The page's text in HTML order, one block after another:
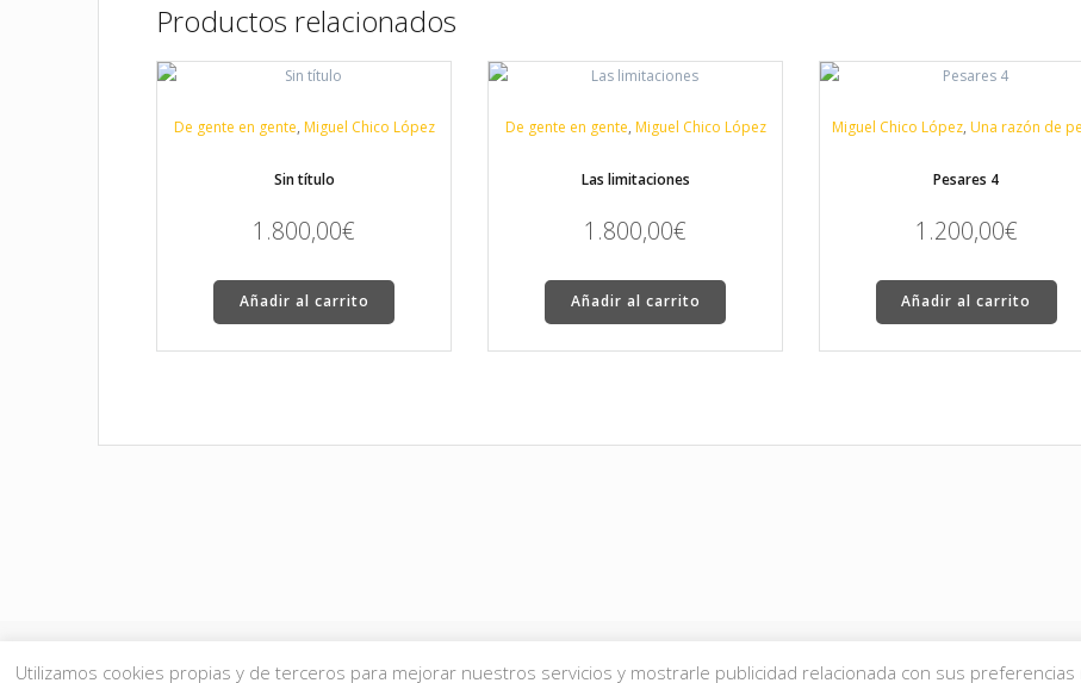
Productos relacionados
De gente en gente, Miguel Chico López
Sin título
1.800,00€
Añadir al carrito
De gente en gente, Miguel Chico López
Las limitaciones
1.800,00€
Añadir al carrito
Miguel Chico López,Una razón de
Pesares 4
1.200,00€
Añadir al carrito
Utilizamos cookies propias y de terceros para mejorar nuestros servicios y mostrarle publicidad relacionada con sus